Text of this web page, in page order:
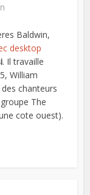
Baldwin,
desktop
. Il travaille
William
chanteurs
The
cote ouest).